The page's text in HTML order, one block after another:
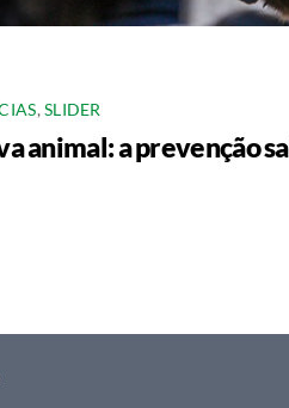
,SLIDER
animal: a prevenção